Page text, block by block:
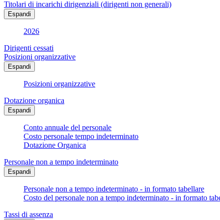
Titolari di incarichi dirigenziali (dirigenti non generali)
Espandi
2026
Dirigenti cessati
Posizioni organizzative
Espandi
Posizioni organizzative
Dotazione organica
Espandi
Conto annuale del personale
Costo personale tempo indeterminato
Dotazione Organica
Personale non a tempo indeterminato
Espandi
Personale non a tempo indeterminato - in formato tabellare
Costo del personale non a tempo indeterminato - in formato
Tassi di assenza